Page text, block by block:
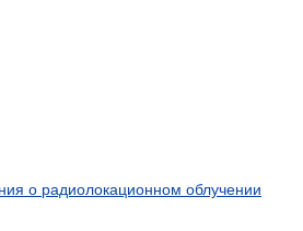
о радиолокационном облучении